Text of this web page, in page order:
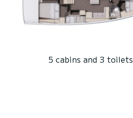
5 cabins and 3 toilets